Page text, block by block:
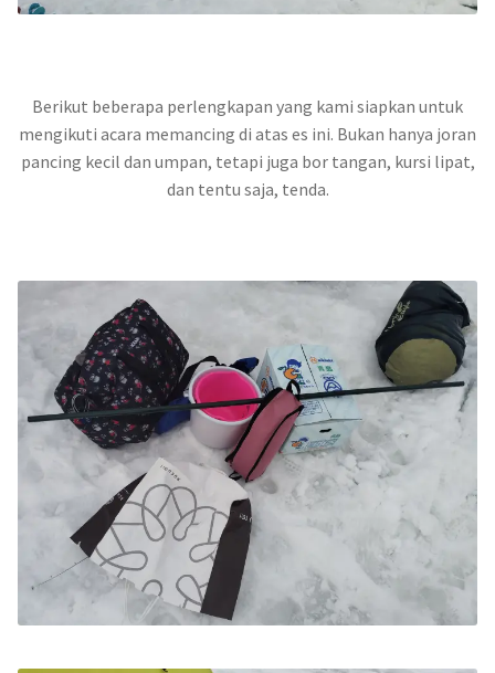
Berikut beberapa perlengkapan yang kami siapkan untuk
mengikuti acara memancing di atas es ini. Bukan hanya joran
pancing kecil dan umpan, tetapi juga bor tangan, kursi lipat,
dan tentu saja, tenda.